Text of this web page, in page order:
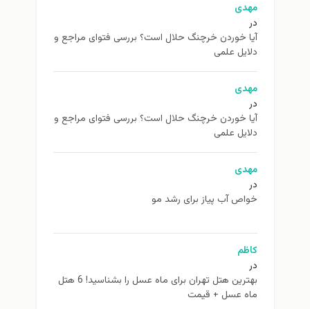
مهدی
در
آیا خوردن خرچنگ حلال است؟ بررسی فتوای مراجع و
دلایل علمی
مهدی
در
آیا خوردن خرچنگ حلال است؟ بررسی فتوای مراجع و
دلایل علمی
مهدی
در
خواص آب پیاز برای رشد مو
کاظم
در
بهترین هتل تهران برای ماه عسل را بشناسید! 6 هتل
ماه عسل + قیمت